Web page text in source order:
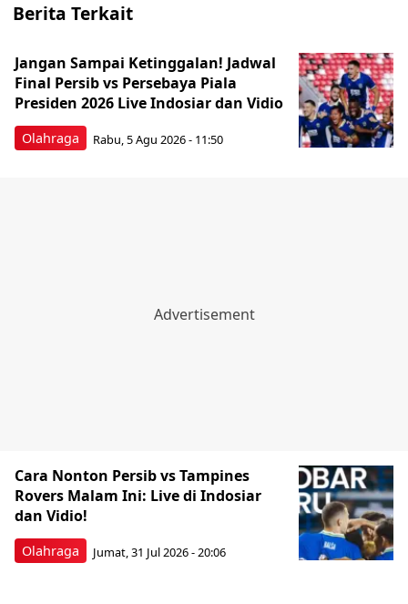
Berita Terkait
Olahraga
Jangan Sampai Ketinggalan! Jadwal
Final Persib vs Persebaya Piala
Presiden 2026 Live Indosiar dan Vidio
Rabu, 5 Agu 2026 - 11:50
Olahraga
Cara Nonton Persib vs Tampines
Rovers Malam Ini: Live di Indosiar
dan Vidio!
Jumat, 31 Jul 2026 - 20:06